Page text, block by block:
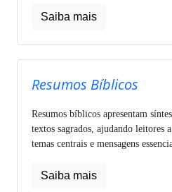
Saiba mais
Resumos Bíblicos
Resumos bíblicos apresentam
textos sagrados, ajudando leitores
temas centrais e mensagens
Saiba mais